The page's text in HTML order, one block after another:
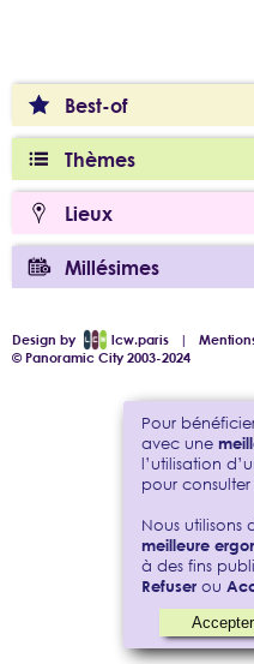
Best-of
Thèmes
Lieux
Millésimes
Design by lcw.paris |
© Panoramic City 2003-2024
Pour
avec une
l’utilisation
pour consulter
Nous utilisons
meilleure
à des fins
Refuserou